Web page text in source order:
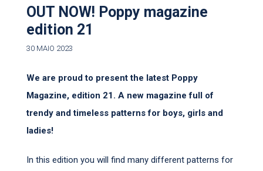
OUT NOW! Poppy magazine
edition 21
30 MAIO 2023
We are proud to present the latest Poppy
Magazine, edition 21. A new magazine full of
trendy and timeless patterns for boys, girls and
ladies!
In this edition you will find many different patterns for